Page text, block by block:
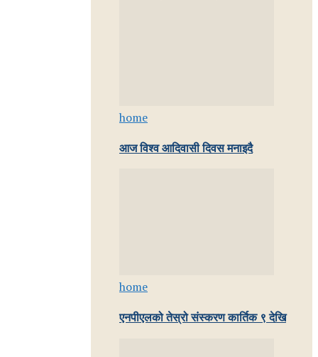
home
आज विश्व आदिवासी दिवस मनाइदै
home
एनपीएलको तेस्रो संस्करण कार्तिक ९ देखि